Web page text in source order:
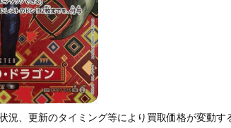
況、更新のタイミング等により買取価格が変動す